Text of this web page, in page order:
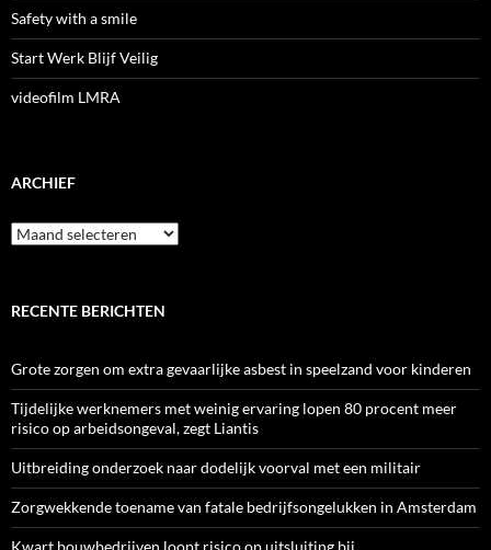
Safety with a smile
Start Werk Blijf Veilig
videofilm LMRA
ARCHIEF
Archief
RECENTE BERICHTEN
Grote zorgen om extra gevaarlijke asbest in speelzand voor kinderen
Tijdelijke werknemers met weinig ervaring lopen 80 procent meer
risico op arbeidsongeval, zegt Liantis
Uitbreiding onderzoek naar dodelijk voorval met een militair
Zorgwekkende toename van fatale bedrijfsongelukken in Amsterdam
Kwart bouwbedrijven loopt risico op uitsluiting bij